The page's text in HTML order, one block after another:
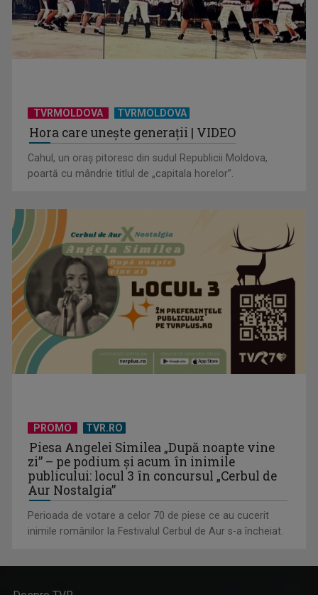
TVRMOLDOVA TVRMOLDOVA
Hora care unește generații | VIDEO
Cahul, un oraș pitoresc din sudul Republicii Moldova,
PROMO TVR.RO
Piesa Angelei Similea „După noapte vine
zi” – pe podium şi acum în inimile
publicului: locul 3 în concursul „Cerbul de
Aur Nostalgia”
Perioada de votare a celor 70 de piese ce au cucerit